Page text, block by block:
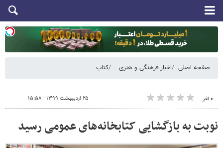
صفحه اصلی اخبار فرهنگی و هنری کتاب
۰ نفر ۲۵ اردیبهشت ۱۳۹۹ - ۱۵:۵۸
نوبت به بازگشایی کتابخانه‌های عمومی رسید